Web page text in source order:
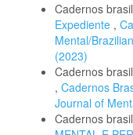
Cadernos
Expediente ,
Mental/
(2023)
Cadernos
, Cadernos
Journal of
Cadernos